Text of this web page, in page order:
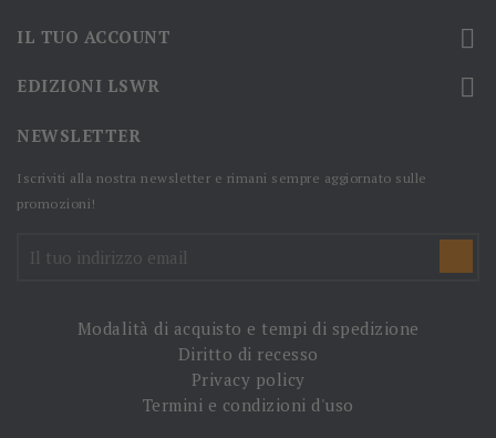
IL TUO ACCOUNT 
EDIZIONI LSWR 
NEWSLETTER
Iscriviti alla nostra newsletter e rimani sempre aggiornato sulle
promozioni!
Modalità di acquisto e tempi di spedizione
Diritto di recesso
Privacy policy
Termini e condizioni d'uso